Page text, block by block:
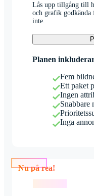
Lås upp tillgång till
och grafik
inte.
Planen
Fem
Ett paket
Ingen
Snabbare
Inga
Nu på rea!